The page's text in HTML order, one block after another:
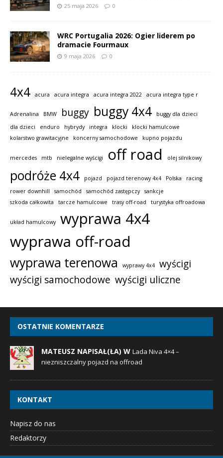
25 maja 2026 0
WRC Portugalia 2026: Ogier liderem po
dramacie Fourmaux
9 maja 2026 0
4x4 acura acura integra acura integra 2022 acura integra type r
Adrenalina BMW buggy buggy 4x4
buggy dla dzieci
dla dzieci
enduro hybrydy integra klocki
klocki hamulcowe
kolarstwo grawitacyjne
koncerny samochodowe kupno pojazdu
mercedes mtb nielegalne wyścigi off road olej silnikowy
podróże 4x4 pojazd pojazd terenowy 4x4 Polska
racing
rower downhill
samochód samochód zastępczy
sankcje
szkoda całkowita
tarcze hamulcowe trasy off-road turystyka offroadowa
układ hamulcowy
wyprawa 4x4
wyprawa off-road
wyprawa terenowa wyprawy 4x4
wyścigi
wyścigi samochodowe wyścigi uliczne
OSTATNIE KOMENTARZE
MATEUSZ NAPISAŁ(ŁA) W Lada Niva 4×4 –
niezniszczalny pojazd na offroad
KONTAKT
Napisz do nas
Redaktorzy